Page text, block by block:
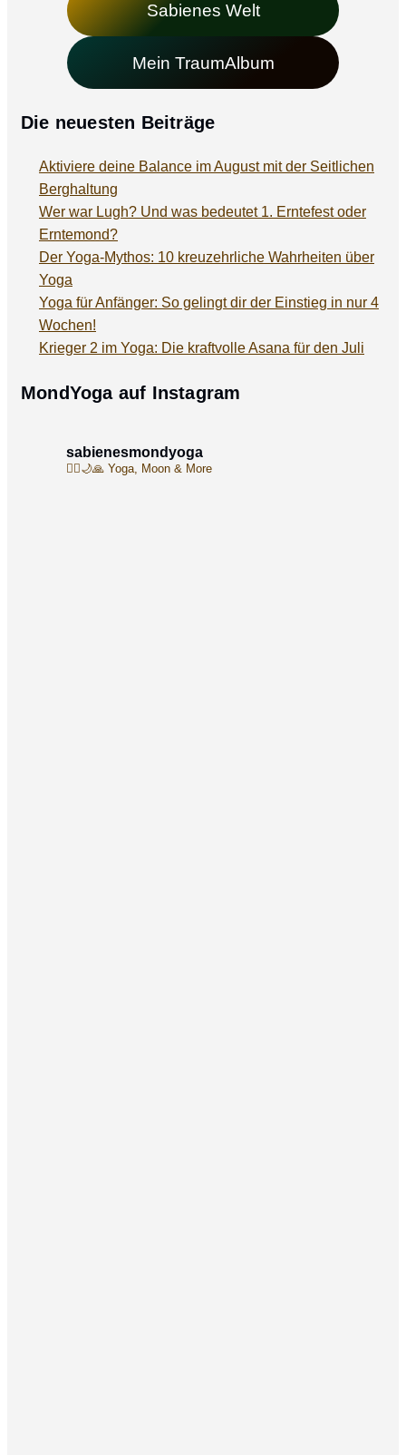
Sabienes Welt
Mein TraumAlbum
Die neuesten Beiträge
Aktiviere deine Balance im August mit der Seitlichen
Berghaltung
Wer war Lugh? Und was bedeutet 1. Erntefest oder
Erntemond?
Der Yoga-Mythos: 10 kreuzehrliche Wahrheiten über
Yoga
Yoga für Anfänger: So gelingt dir der Einstieg in nur 4
Wochen!
Krieger 2 im Yoga: Die kraftvolle Asana für den Juli
MondYoga auf Instagram
sabienesmondyoga
🧘‍♀️🌙🙏 Yoga, Moon & More